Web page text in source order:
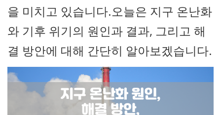
을 미치고 있습니다.오늘은 지구 온난화
와 기후 위기의 원인과 결과, 그리고 해
결 방안에 대해 간단히 알아보겠습니다.